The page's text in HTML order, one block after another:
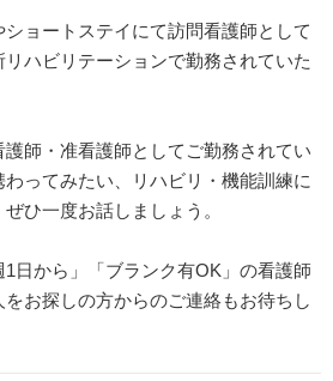
ョートステイにて訪問看護師として
ハビリテーションで勤務されていた
師・准看護師としてご勤務されてい
ってみたい、リハビリ・機能訓練に
ひ一度お話しましょう。
日から」「ブランク有OK」の看護師
お探しの方からのご連絡もお待ちし